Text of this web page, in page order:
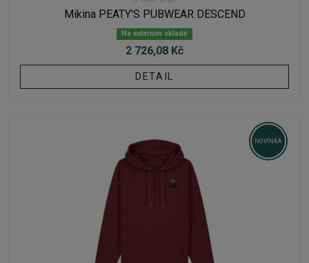
Mikina PEATY'S PUBWEAR DESCEND
Na externím skladě
2 726,08 Kč
DETAIL
NOVINKA